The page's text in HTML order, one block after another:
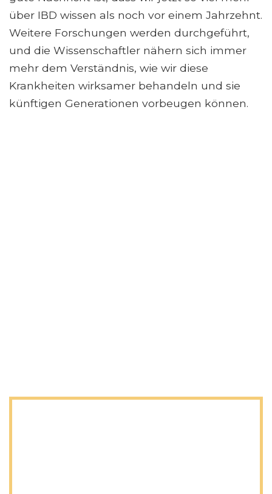
über IBD wissen als noch vor einem Jahrzehnt.
Weitere Forschungen werden durchgeführt,
und die Wissenschaftler nähern sich immer
mehr dem Verständnis, wie wir diese
Krankheiten wirksamer behandeln und sie
künftigen Generationen vorbeugen können.